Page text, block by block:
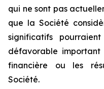
qui ne sont pas
que la Société
significatifs
défavorable
financière ou les
Société.